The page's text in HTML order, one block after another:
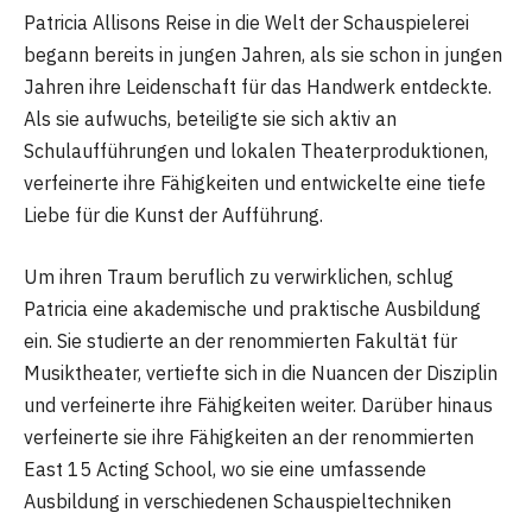
Patricia Allisons Reise in die Welt der Schauspielerei
begann bereits in jungen Jahren, als sie schon in jungen
Jahren ihre Leidenschaft für das Handwerk entdeckte.
Als sie aufwuchs, beteiligte sie sich aktiv an
Schulaufführungen und lokalen Theaterproduktionen,
verfeinerte ihre Fähigkeiten und entwickelte eine tiefe
Liebe für die Kunst der Aufführung.
Um ihren Traum beruflich zu verwirklichen, schlug
Patricia eine akademische und praktische Ausbildung
ein. Sie studierte an der renommierten Fakultät für
Musiktheater, vertiefte sich in die Nuancen der Disziplin
und verfeinerte ihre Fähigkeiten weiter. Darüber hinaus
verfeinerte sie ihre Fähigkeiten an der renommierten
East 15 Acting School, wo sie eine umfassende
Ausbildung in verschiedenen Schauspieltechniken